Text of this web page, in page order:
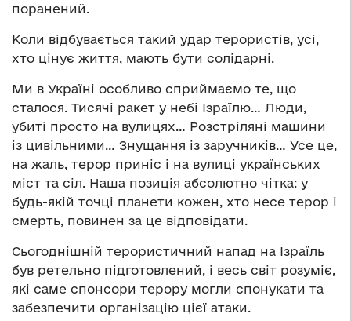
поранений.
Коли відбувається такий удар терористів, усі,
хто цінує життя, мають бути солідарні.
Ми в Україні особливо сприймаємо те, що
сталося. Тисячі ракет у небі Ізраїлю… Люди,
убиті просто на вулицях… Розстріляні машини
із цивільними… Знущання із заручників… Усе це,
на жаль, терор приніс і на вулиці українських
міст та сіл. Наша позиція абсолютно чітка: у
будь-якій точці планети кожен, хто несе терор і
смерть, повинен за це відповідати.
Сьогоднішній терористичний напад на Ізраїль
був ретельно підготовлений, і весь світ розуміє,
які саме спонсори терору могли спонукати та
забезпечити організацію цієї атаки.